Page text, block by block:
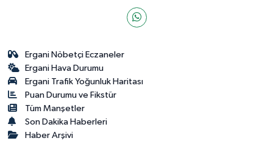
Ergani Nöbetçi Eczaneler
Ergani Hava Durumu
Ergani Trafik Yoğunluk Haritası
Puan Durumu ve Fikstür
Tüm Manşetler
Son Dakika Haberleri
Haber Arşivi